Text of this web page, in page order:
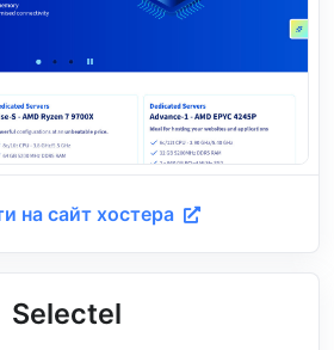
на сайт хостера
Selectel